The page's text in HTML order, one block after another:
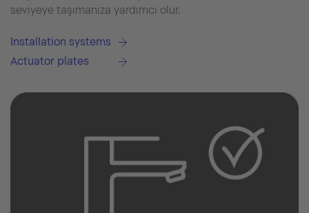
seviyeye taşımanıza yardımcı olur.
Installation systems
Actuator plates